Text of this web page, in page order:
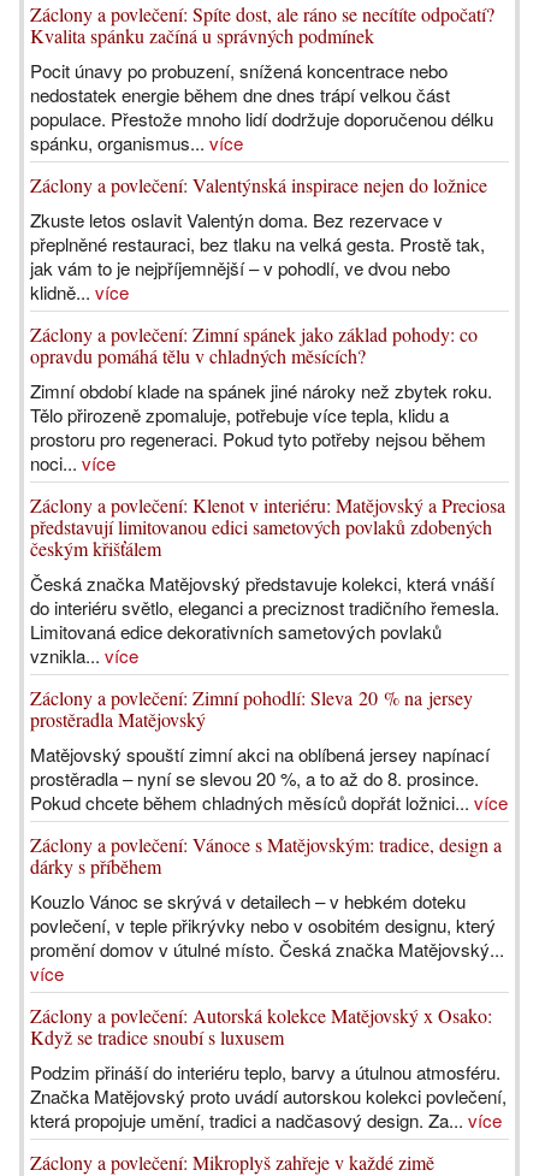
Záclony a povlečení: Spíte dost, ale ráno se necítíte odpočatí?
Kvalita spánku začíná u správných podmínek
Pocit únavy po probuzení, snížená koncentrace nebo
nedostatek energie během dne dnes trápí velkou část
populace. Přestože mnoho lidí dodržuje doporučenou délku
spánku, organismus... více
Záclony a povlečení: Valentýnská inspirace nejen do ložnice
Zkuste letos oslavit Valentýn doma. Bez rezervace v
přeplněné restauraci, bez tlaku na velká gesta. Prostě tak,
jak vám to je nejpříjemnější – v pohodlí, ve dvou nebo
klidně... více
Záclony a povlečení: Zimní spánek jako základ pohody: co
opravdu pomáhá tělu v chladných měsících?
Zimní období klade na spánek jiné nároky než zbytek roku.
Tělo přirozeně zpomaluje, potřebuje více tepla, klidu a
prostoru pro regeneraci. Pokud tyto potřeby nejsou během
noci... více
Záclony a povlečení: Klenot v interiéru: Matějovský a Preciosa
představují limitovanou edici sametových povlaků zdobených
českým křišťálem
Česká značka Matějovský představuje kolekci, která vnáší
do interiéru světlo, eleganci a preciznost tradičního řemesla.
Limitovaná edice dekorativních sametových povlaků
vznikla... více
Záclony a povlečení: Zimní pohodlí: Sleva 20 % na jersey
prostěradla Matějovský
Matějovský spouští zimní akci na oblíbená jersey napínací
prostěradla – nyní se slevou 20 %, a to až do 8. prosince.
Pokud chcete během chladných měsíců dopřát ložnici... více
Záclony a povlečení: Vánoce s Matějovským: tradice, design a
dárky s příběhem
Kouzlo Vánoc se skrývá v detailech – v hebkém doteku
povlečení, v teple přikrývky nebo v osobitém designu, který
promění domov v útulné místo. Česká značka Matějovský...
více
Záclony a povlečení: Autorská kolekce Matějovský x Osako:
Když se tradice snoubí s luxusem
Podzim přináší do interiéru teplo, barvy a útulnou atmosféru.
Značka Matějovský proto uvádí autorskou kolekci povlečení,
která propojuje umění, tradici a nadčasový design. Za... více
Záclony a povlečení: Mikroplyš zahřeje v každé zimě